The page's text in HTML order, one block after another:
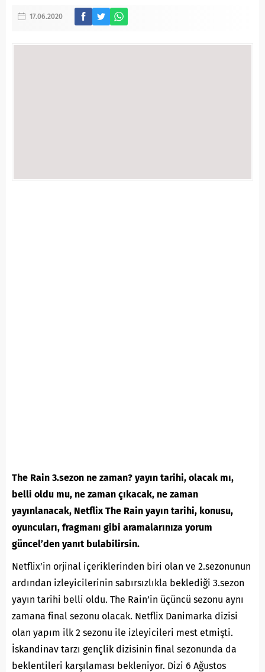
17.06.2020
The Rain 3.sezon ne zaman? yayın tarihi, olacak mı,
belli oldu mu, ne zaman çıkacak, ne zaman
yayınlanacak, Netflix The Rain yayın tarihi, konusu,
oyuncuları, fragmanı gibi aramalarınıza yorum
güncel’den yanıt bulabilirsin.
Netflix’in orjinal içeriklerinden biri olan ve 2.sezonunun
ardından izleyicilerinin sabırsızlıkla beklediği 3.sezon
yayın tarihi belli oldu. The Rain’in üçüncü sezonu aynı
zamana final sezonu olacak. Netflix Danimarka dizisi
olan yapım ilk 2 sezonu ile izleyicileri mest etmişti.
İskandinav tarzı gençlik dizisinin final sezonunda da
beklentileri karşılaması bekleniyor. Dizi 6 Ağustos